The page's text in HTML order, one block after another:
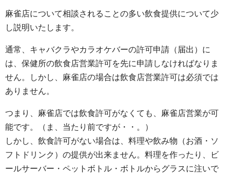
麻雀店について相談されることの多い飲食提供について少
し説明いたします。
通常、キャバクラやカラオケバーの許可申請（届出）に
は、保健所の飲食店営業許可を先に申請しなければなりま
せん。しかし、麻雀店の場合は飲食店営業許可は必須では
ありません。
つまり、麻雀店では飲食許可がなくても、麻雀店営業が可
能です。（ま、当たり前ですが・・。）
しかし、飲食許可がない場合は、料理や飲み物（お酒・ソ
フトドリンク）の提供が出来ません。料理を作ったり、ビ
ールサーバー・ペットボトル・ボトルからグラスに注いで